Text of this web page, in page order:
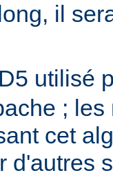
il
utilisé
;
cet
d'autres